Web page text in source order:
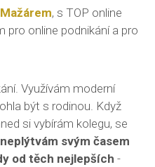
, s TOP online
pro online podnikání a pro
Využívám moderní
být s rodinou. Když
si vybírám kolegu, se
svým časem
od těch nejlepších -